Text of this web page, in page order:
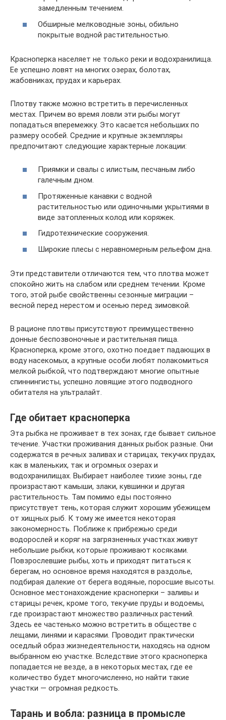
замедленным течением.
Обширные мелководные зоны, обильно
покрытые водной растительностью.
Красноперка населяет не только реки и водохранилища.
Ее успешно ловят на многих озерах, болотах,
жабовниках, прудах и карьерах.
Плотву также можно встретить в перечисленных
местах. Причем во время ловли эти рыбы могут
попадаться вперемежку. Это касается небольших по
размеру особей. Средние и крупные экземпляры
предпочитают следующие характерные локации:
Приямки и свалы с илистым, песчаным либо
галечным дном.
Протяженные канавки с водной
растительностью или одиночными укрытиями в
виде затопленных колод или коряжек.
Гидротехнические сооружения.
Широкие плесы с неравномерным рельефом дна.
Эти представители отличаются тем, что плотва может
спокойно жить на слабом или среднем течении. Кроме
того, этой рыбе свойственны сезонные миграции –
весной перед нерестом и осенью перед зимовкой.
В рационе плотвы присутствуют преимущественно
донные беспозвоночные и растительная пища.
Красноперка, кроме этого, охотно поедает падающих в
воду насекомых, а крупные особи любят полакомиться
мелкой рыбкой, что подтверждают многие опытные
спиннингисты, успешно ловящие этого подводного
обитателя на ультралайт.
Где обитает красноперка
Эта рыбка не проживает в тех зонах, где бывает сильное
течение. Участки проживания данных рыбок разные. Они
содержатся в речных заливах и старицах, текучих прудах,
как в маленьких, так и огромных озерах и
водохранилищах. Выбирает наиболее тихие зоны, где
произрастают камыши, злаки, кувшинки и другая
растительность. Там помимо еды постоянно
присутствует тень, которая служит хорошим убежищем
от хищных рыб. К тому же имеется некоторая
закономерность. Поближе к прибрежью среди
водорослей и коряг на загрязненных участках живут
небольшие рыбки, которые проживают косяками.
Повзрослевшие рыбы, хоть и приходят питаться к
берегам, но основное время находятся в раздолье,
подбирая далекие от берега водяные, поросшие высоты.
Основное местонахождение красноперки – заливы и
старицы речек, кроме того, текучие пруды и водоемы,
где произрастают множество различных растений.
Здесь ее частенько можно встретить в обществе с
лещами, линями и карасями. Проводит практически
оседлый образ жизнедеятельности, находясь на одном
выбранном ею участке. Вследствие этого красноперка
попадается не везде, а в некоторых местах, где ее
количество будет многочисленно, но найти такие
участки — огромная редкость.
Тарань и вобла: разница в промысле